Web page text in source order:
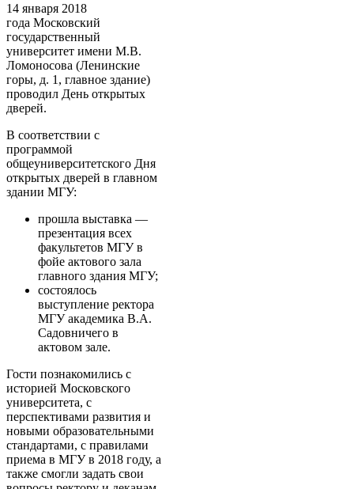
14 января 2018
года Московский
государственный
университет имени М.В.
Ломоносова (Ленинские
горы, д. 1, главное здание)
проводил День открытых
дверей.
В соответствии с
программой
общеуниверситетского Дня
открытых дверей в главном
здании МГУ:
прошла выставка —
презентация всех
факультетов МГУ в
фойе актового зала
главного здания МГУ;
состоялось
выступление ректора
МГУ академика В.А.
Садовничего в
актовом зале.
Гости познакомились с
историей Московского
университета, с
перспективами развития и
новыми образовательными
стандартами, с правилами
приема в МГУ в 2018 году, а
также смогли задать свои